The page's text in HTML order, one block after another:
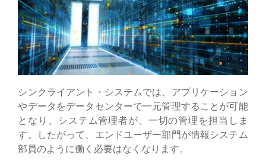
シンクライアント・システムでは、アプリケーション
やデータをデータセンターで一元管理することが可能
となり、システム管理者が、一切の管理を担当しま
す。したがって、エンドユーザー部門が情報システム
部員のように働く必要はなくなります。